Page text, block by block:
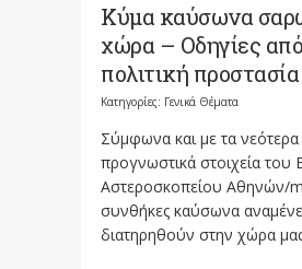
Κύμα καύσωνα
χώρα – Οδηγίες
πολιτική προστασία
Κατηγορίες: Γενικά Θέματα
Σύμφωνα και με τα νεότερα
προγνωστικά στοιχεία του
Αστεροσκοπείου Αθηνών/
συνθήκες καύσωνα
διατηρηθούν στην χώρα